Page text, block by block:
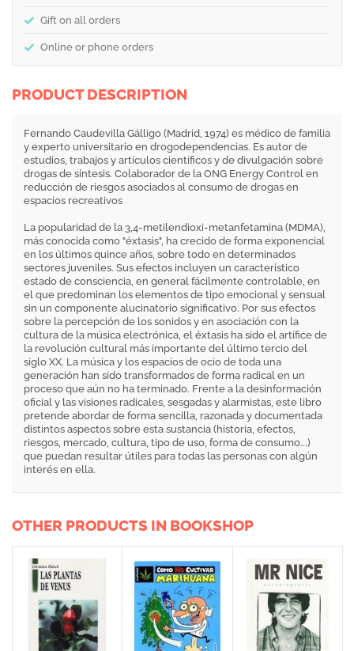
Gift on all orders
Online or phone orders
PRODUCT DESCRIPTION
Fernando Caudevilla Gálligo (Madrid, 1974) es médico de familia
y experto universitario en drogodependencias. Es autor de
estudios, trabajos y artículos científicos y de divulgación sobre
drogas de síntesis. Colaborador de la ONG Energy Control en
reducción de riesgos asociados al consumo de drogas en
espacios recreativos
La popularidad de la 3,4-metilendioxi-metanfetamina (MDMA),
más conocida como "éxtasis", ha crecido de forma exponencial
en los últimos quince años, sobre todo en determinados
sectores juveniles. Sus efectos incluyen un característico
estado de consciencia, en general fácilmente controlable, en
el que predominan los elementos de tipo emocional y sensual
sin un componente alucinatorio significativo. Por sus efectos
sobre la percepción de los sonidos y en asociación con la
cultura de la música electrónica, el éxtasis ha sido el artífice de
la revolución cultural más importante del último tercio del
siglo XX. La música y los espacios de ocio de toda una
generación han sido transformados de forma radical en un
proceso que aún no ha terminado. Frente a la desinformación
oficial y las visiones radicales, sesgadas y alarmistas, este libro
pretende abordar de forma sencilla, razonada y documentada
distintos aspectos sobre esta sustancia (historia, efectos,
riesgos, mercado, cultura, tipo de uso, forma de consumo...)
que puedan resultar útiles para todas las personas con algún
interés en ella.
OTHER PRODUCTS IN BOOKSHOP